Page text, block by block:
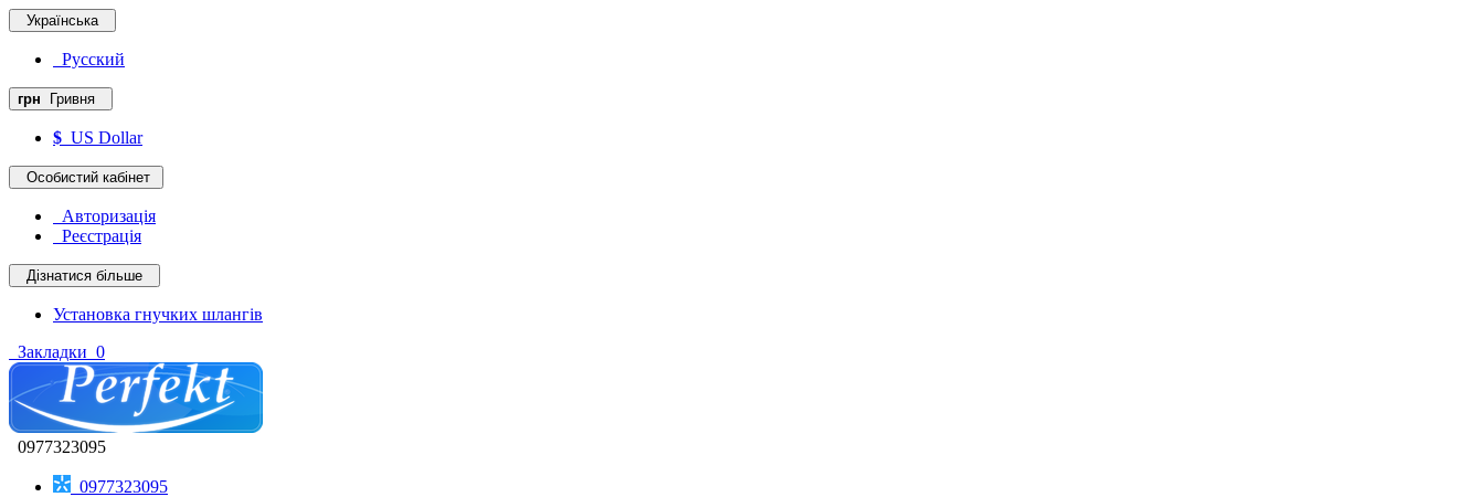
Українська
Русский
грн Гривня
$ US Dollar
Особистий кабінет
Авторизація
Реєстрація
Дізнатися більше
Установка гнучких шлангів
Закладки 0
0977323095
0977323095